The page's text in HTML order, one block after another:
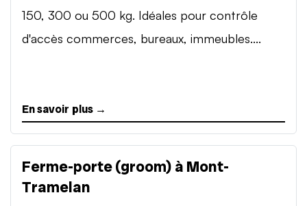
150, 300 ou 500 kg. Idéales pour contrôle
d'accès commerces, bureaux, immeubles....
En savoir plus →
Ferme-porte (groom) à Mont-
Tramelan